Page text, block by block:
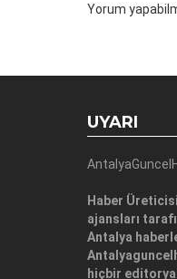
Yorum
UYARI
Haber
ajansları
Antalya
hiçbir